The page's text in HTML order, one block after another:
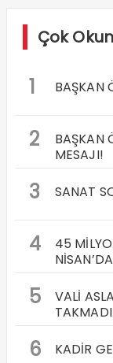
Çok
1 BAŞKAN
2
BAŞKAN
MESAJI!
3 SANAT
4
45
5
VALİ
6 KADİR